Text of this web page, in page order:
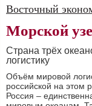
Восточный
Морской
Страна трёх
логистику
Объём мировой
российской на этом
Россия –